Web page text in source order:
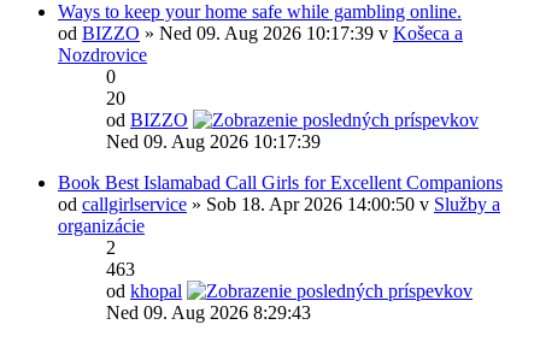
Ways to keep your home safe while gambling online.
od BIZZO » Ned 09. Aug 2026 10:17:39 v Košeca a
Nozdrovice
0
20
od BIZZO
Ned 09. Aug 2026 10:17:39
Book Best Islamabad Call Girls for Excellent Companions
od callgirlservice » Sob 18. Apr 2026 14:00:50 v Služby a
organizácie
2
463
od khopal
Ned 09. Aug 2026 8:29:43